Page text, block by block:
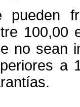
pueden
100,00
no sean
a